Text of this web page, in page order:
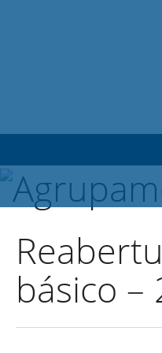
básico –